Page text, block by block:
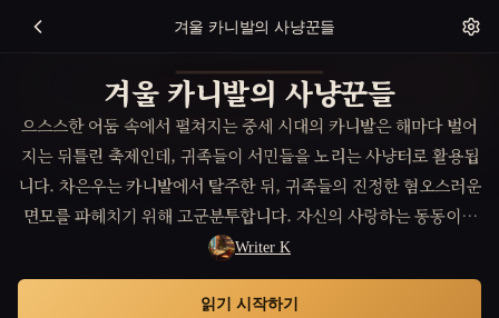
겨울 카니발의 사냥꾼들
겨울 카니발의 사냥꾼들
으스스한 어둠 속에서 펼쳐지는 중세 시대의 카니발은 해마다 벌어
지는 뒤틀린 축제인데, 귀족들이 서민들을 노리는 사냥터로 활용됩
니다. 차은우는 카니발에서 탈주한 뒤, 귀족들의 진정한 혐오스러운
면모를 파헤치기 위해 고군분투합니다. 자신의 사랑하는 동동이를
구하기 위해 그는 철저하지만 위험한 내면의 세계를 탐험하면서, 외
투 브랜드 노스페이스를 입고 겨울 카니발의 혹독한 추위를 견디며
귀족들과의 목숨을 건 추격전을 벌입니다.
Writer K
읽기 시작하기